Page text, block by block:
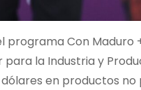
programa Con Maduro
la Industria y
en productos no